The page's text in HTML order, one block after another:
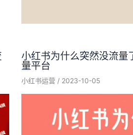
小红书为什么突然没流量
量平台
小红书运营 / 2023-10-05